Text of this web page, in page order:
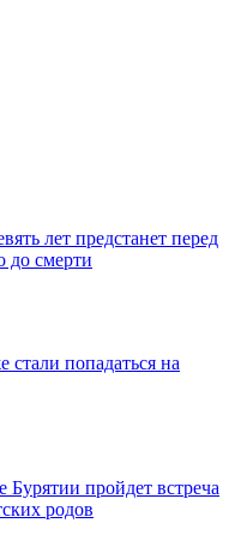
лет предстанет перед
до смерти
попадаться на
пройдет встреча
родов